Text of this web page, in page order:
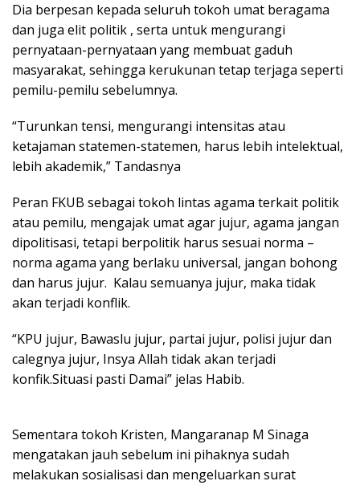
Dia berpesan kepada seluruh tokoh umat beragama
dan juga elit politik , serta untuk mengurangi
pernyataan-pernyataan yang membuat gaduh
masyarakat, sehingga kerukunan tetap terjaga seperti
pemilu-pemilu sebelumnya.
“Turunkan tensi, mengurangi intensitas atau
ketajaman statemen-statemen, harus lebih intelektual,
lebih akademik,” Tandasnya
Peran FKUB sebagai tokoh lintas agama terkait politik
atau pemilu, mengajak umat agar jujur, agama jangan
dipolitisasi, tetapi berpolitik harus sesuai norma –
norma agama yang berlaku universal, jangan bohong
dan harus jujur. Kalau semuanya jujur, maka tidak
akan terjadi konflik.
“KPU jujur, Bawaslu jujur, partai jujur, polisi jujur dan
calegnya jujur, Insya Allah tidak akan terjadi
konfik.Situasi pasti Damai” jelas Habib.
Sementara tokoh Kristen, Mangaranap M Sinaga
mengatakan jauh sebelum ini pihaknya sudah
melakukan sosialisasi dan mengeluarkan surat